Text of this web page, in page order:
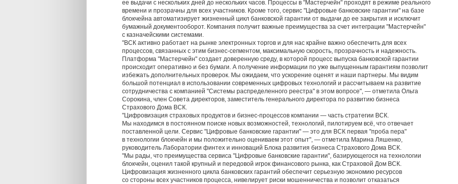
ее выдачи с нескольких дней до нескольких часов. Процессы в "Мастерчейн" проходят в режиме реального
времени и прозрачны для всех участников. Кроме того, сервис "Цифровые банковские гарантии" на базе
блокчейна автоматизирует жизненный цикл банковской гарантии от выдачи до ее закрытия и исключит
бумажный документооборот. Компания получит важные преимущества за счет интеграции "Мастерчейн"
с казначейскими системами.
"ВСК активно работает на рынке электронных торгов и для нас крайне важно обеспечить для всех
процессов, связанных с этим бизнес-сегментом, максимальную скорость, прозрачность и надежность.
Платформа "Мастерчейн" создает доверенную среду, в которой процесс выпуска банковской гарантии
происходит оперативно и без бумаги. А получение информации по уже выпущенным гарантиям позволит
избежать дополнительных проверок. Мы ожидаем, что ускорение оценят и наши партнеры. Мы видим
большой потенциал в использовании современных цифровых технологий и рассчитываем на развитие
сотрудничества с компанией "Системы распределенного реестра" в этом вопросе", — отметила Ольга
Сорокина, член Совета директоров, заместитель генерального директора по развитию бизнеса
Страхового Дома ВСК.
"Цифровизация страховых продуктов и бизнес-процессов компании — часть стратегии ВСК.
Мы находимся в постоянном поиске новых возможностей, технологий, пилотируем всё, что отвечает
поставленной цели. Сервис "Цифровые банковские гарантии" — это для ВСК первая "проба пера"
в технологии блокчейн и мы положительно оцениваем этот опыт", — отметила Марина Ляшенко,
руководитель Лаборатории финтех и инноваций Блока развития бизнеса Страхового Дома ВСК.
"Мы рады, что преимущества сервиса "Цифровые банковские гарантии", базирующегося на технологии
блокчейн, оценил такой крупный и передовой игрок финансового рынка, как Страховой Дом ВСК.
Цифровизация жизненного цикла банковских гарантий обеспечит серьезную экономию ресурсов
со стороны всех участников процесса, нивелирует риски мошенничества и позволит отказаться